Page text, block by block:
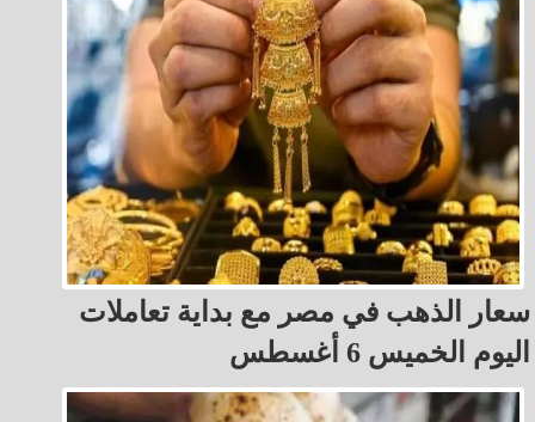
سعار الذهب في مصر مع بداية تعاملات
اليوم الخميس 6 أغسطس